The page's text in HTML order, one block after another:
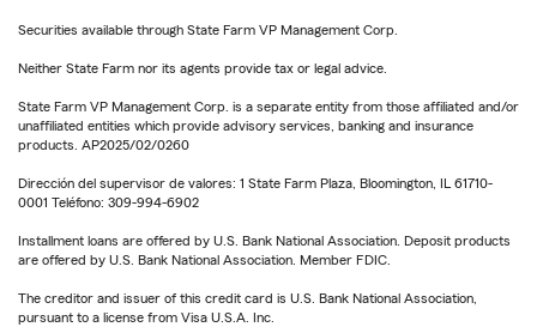
Securities available through State Farm VP Management Corp.
Neither State Farm nor its agents provide tax or legal advice.
State Farm VP Management Corp. is a separate entity from those affiliated and/or
unaffiliated entities which provide advisory services, banking and insurance
products. AP2025/02/0260
Dirección del supervisor de valores: 1 State Farm Plaza, Bloomington, IL 61710-
0001 Teléfono: 309-994-6902
Installment loans are offered by U.S. Bank National Association. Deposit products
are offered by U.S. Bank National Association. Member FDIC.
The creditor and issuer of this credit card is U.S. Bank National Association,
pursuant to a license from Visa U.S.A. Inc.